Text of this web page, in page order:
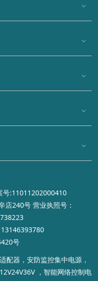
号:11011202000410
店240号 营业执照号：
号
配器，安防监控集中电源，
，智能网络控制电